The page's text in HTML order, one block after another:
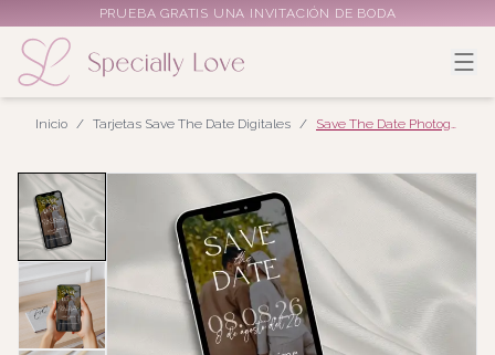
PRUEBA GRATIS UNA INVITACIÓN DE BODA
Inicio / Tarjetas Save The Date Digitales / Save The Date Photograph